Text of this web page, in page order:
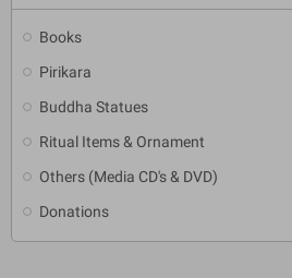
Books
Pirikara
Buddha Statues
Ritual Items & Ornament
Others (Media CD's & DVD)
Donations